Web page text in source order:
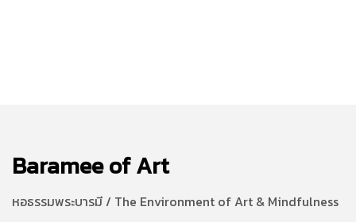
Baramee of Art
หอธรรมพระบารมี / The Environment of Art & Mindfulness